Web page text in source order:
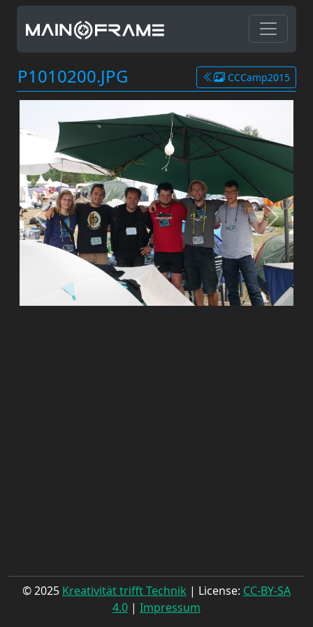
P1010200.JPG CCCamp2015
© 2025 Kreativität trifft Technik | License: CC-BY-SA
4.0 | Impressum